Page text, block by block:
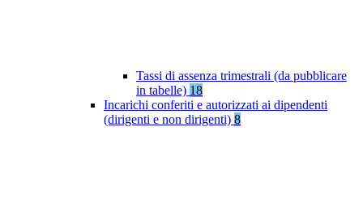
Tassi di assenza trimestrali (da pubblicare
in tabelle) 18
Incarichi conferiti e autorizzati ai dipendenti
(dirigenti e non dirigenti) 8